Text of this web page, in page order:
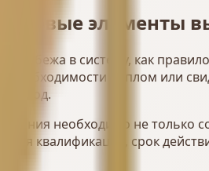
элементы
рубежа в систему, как
необходимости диплом или
необходимо не только
квалификация, срок